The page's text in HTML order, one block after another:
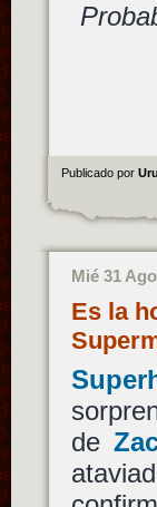
Publicado por
Mié 31
Es la
de